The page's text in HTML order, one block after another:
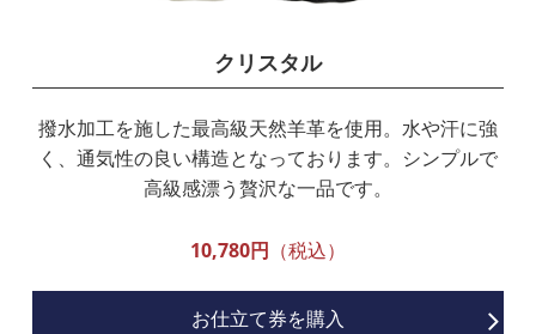
クリスタル
撥水加工を施した最高級天然羊革を使用。水や汗に強
く、通気性の良い構造となっております。シンプルで
高級感漂う贅沢な一品です。
10,780円 （税込）
お仕立て券を購入